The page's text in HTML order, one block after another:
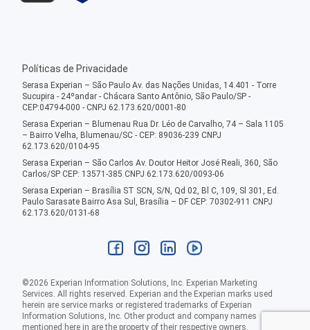
Políticas de Privacidade
Serasa Experian – São Paulo Av. das Nações Unidas, 14.401 - Torre
Sucupira - 24ºandar - Chácara Santo Antônio, São Paulo/SP -
CEP:04794-000 - CNPJ 62.173.620/0001-80
Serasa Experian – Blumenau Rua Dr. Léo de Carvalho, 74 – Sala 1105
– Bairro Velha, Blumenau/SC - CEP: 89036-239 CNPJ
62.173.620/0104-95
Serasa Experian – São Carlos Av. Doutor Heitor José Reali, 360, São
Carlos/SP CEP: 13571-385 CNPJ 62.173.620/0093-06
Serasa Experian – Brasília ST SCN, S/N, Qd 02, Bl C, 109, Sl 301, Ed.
Paulo Sarasate Bairro Asa Sul, Brasília – DF CEP: 70302-911 CNPJ
62.173.620/0131-68
©2026 Experian Information Solutions, Inc. Experian Marketing
Services. All rights reserved. Experian and the Experian marks used
herein are service marks or registered trademarks of Experian
Information Solutions, Inc. Other product and company names
mentioned here in are the property of their respective owners.